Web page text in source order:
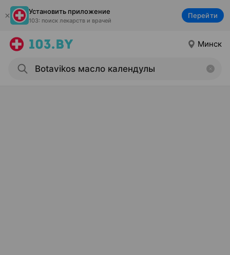
Установить приложение
103: поиск лекарств и врачей
Перейти
Минск